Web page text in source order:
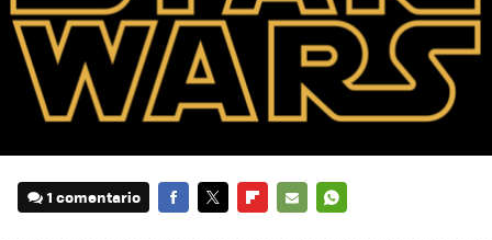
1 comentario